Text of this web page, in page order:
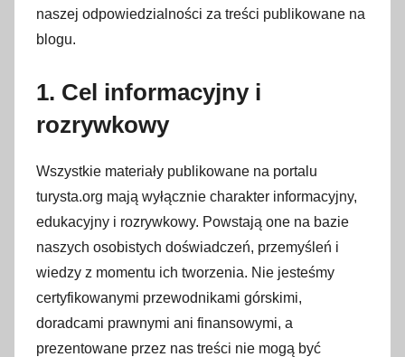
naszej odpowiedzialności za treści publikowane na
blogu.
1. Cel informacyjny i
rozrywkowy
Wszystkie materiały publikowane na portalu
turysta.org mają wyłącznie charakter informacyjny,
edukacyjny i rozrywkowy. Powstają one na bazie
naszych osobistych doświadczeń, przemyśleń i
wiedzy z momentu ich tworzenia. Nie jesteśmy
certyfikowanymi przewodnikami górskimi,
doradcami prawnymi ani finansowymi, a
prezentowane przez nas treści nie mogą być